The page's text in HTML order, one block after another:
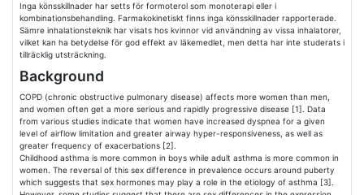
Inga könsskillnader har setts för formoterol som monoterapi eller i
kombinationsbehandling. Farmakokinetiskt finns inga könsskillnader rapporterade.
Sämre inhalationsteknik har visats hos kvinnor vid användning av vissa inhalatorer,
vilket kan ha betydelse för god effekt av läkemedlet, men detta har inte studerats i
tillräcklig utsträckning.
Background
COPD (chronic obstructive pulmonary disease) affects more women than men,
and women often get a more serious and rapidly progressive disease [1]. Data
from various studies indicate that women have increased dyspnea for a given
level of airflow limitation and greater airway hyper-responsiveness, as well as
greater frequency of exacerbations [2].
Childhood asthma is more common in boys while adult asthma is more common in
women. The reversal of this sex difference in prevalence occurs around puberty
which suggests that sex hormones may play a role in the etiology of asthma [3].